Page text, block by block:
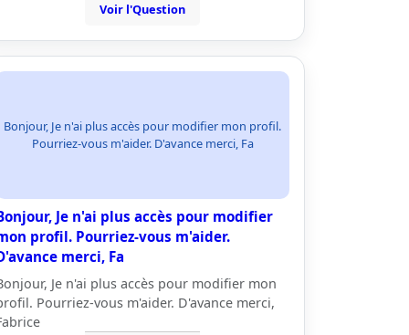
Voir l'Question
Bonjour, Je n'ai plus accès pour modifier mon profil.
Pourriez-vous m'aider. D'avance merci, Fa
Je n'ai plus accès pour modifier
profil. Pourriez-vous m'aider.
merci, Fa
Je n'ai plus accès pour modifier mon
Pourriez-vous m'aider. D'avance merci,